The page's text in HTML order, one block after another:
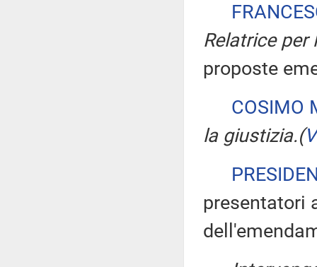
Relatrice per
proposte
COSIMO
la giustizia.(
presentatori